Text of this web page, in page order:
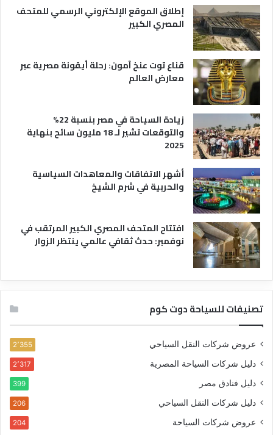
ي
ة
إطلاق الموقع الإلكتروني الرسمي للمتحف
المصري الكبير
قناع توت عنخ آمون: رحلة أيقونة مصرية عبر
معارض العالم
زيادة السياحة في مصر بنسبة 22%
والتوقعات تشير لـ 18 مليون سائح بنهاية
2025
أشهر الاتفاقات والمعاهدات السياسية
والحربية في شرم الشيخ
افتتاح المتحف المصري الكبير المرتقب في
نوفمبر: حدث ثقافي عالمي ينتظر الزوار
تصنيفات للسياحة دوت كوم
عروض شركات النقل السياحي 2٬355
دليل شركات السياحة المصرية 2٬317
دليل فنادق مصر 399
دليل شركات النقل السياحي 206
عروض شركات السياحة 204